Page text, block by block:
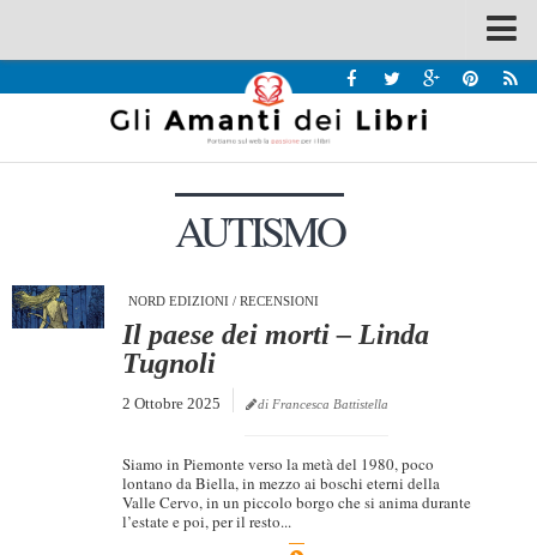
Recensioni
Interviste & Incontri
Chi siamo
AUTISMO
NORD EDIZIONI / RECENSIONI
Il paese dei morti – Linda
Tugnoli
2 Ottobre 2025 di Francesca Battistella
Siamo in Piemonte verso la metà del 1980, poco
lontano da Biella, in mezzo ai boschi eterni della
Valle Cervo, in un piccolo borgo che si anima durante
l’estate e poi, per il resto...